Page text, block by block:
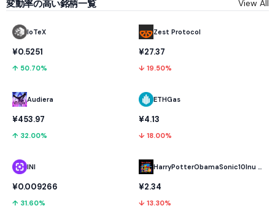
変動率の高い銘柄一覧 View All
IoTeX
¥0.5251
↑ 50.70%
Audiera
¥453.97
↑ 32.00%
INI
¥0.009266
↑ 31.60%
Zest Protocol
¥27.37
↓ 19.50%
ETHGas
¥4.13
↓ 18.00%
HarryPotterObamaSonic10Inu (ETH)
¥2.34
↓ 13.30%